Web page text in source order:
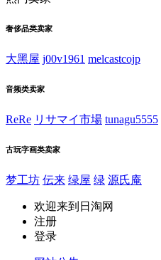
奢侈品类卖家
大黑屋 j00v1961 melcastcojp
音频类卖家
ReRe リサマイ市場 tunagu5555
古玩字画类卖家
梦工坊 伝来 绿屋 绿 源氏庵
欢迎来到日淘网
注册
登录